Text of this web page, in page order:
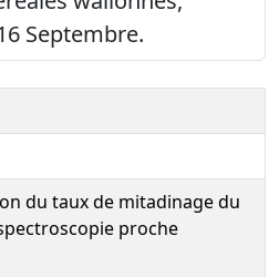
Septembre.
du taux de mitadinage du
proche